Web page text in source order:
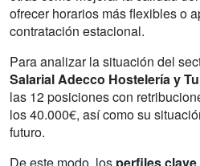
ofrecer horarios más flexibles o
contratación estacional.
Para analizar la situación del
Salarial Adecco Hostelería y
las 12 posiciones con
los 40.000€, así como su
futuro.
De este modo, los perfiles